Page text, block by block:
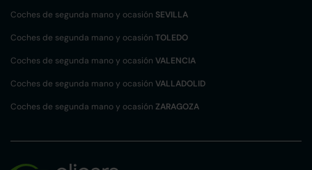
Coches de segunda mano y ocasión SEVILLA
Coches de segunda mano y ocasión TOLEDO
Coches de segunda mano y ocasión VALENCIA
Coches de segunda mano y ocasión VALLADOLID
Coches de segunda mano y ocasión ZARAGOZA